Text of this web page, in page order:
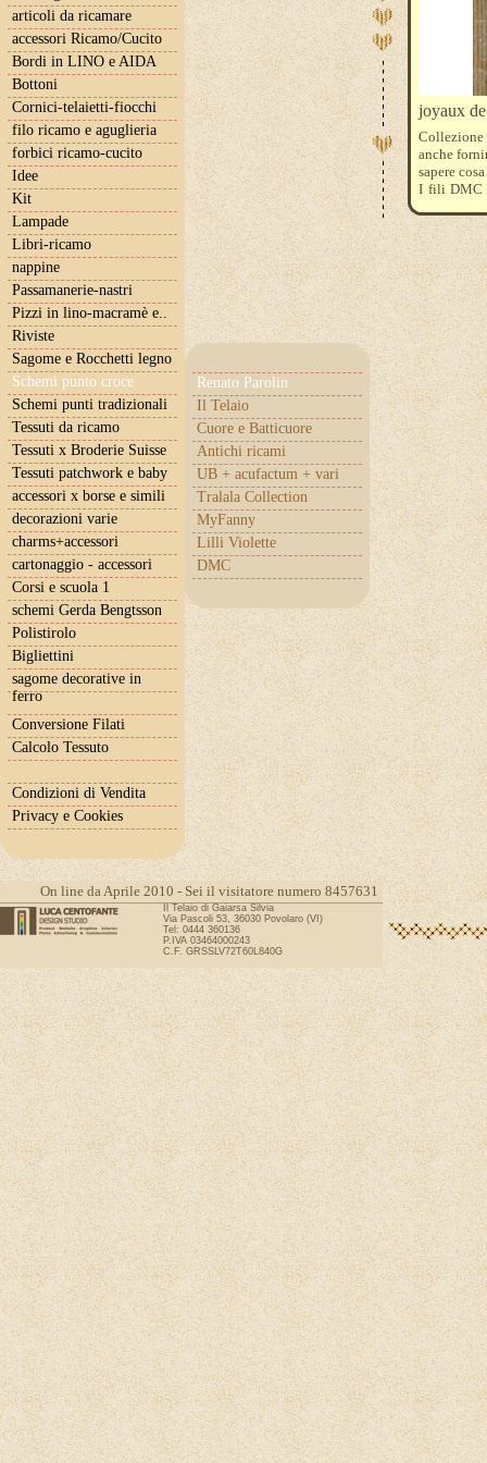
articoli da ricamare
accessori Ricamo/Cucito
Bordi in LINO e AIDA
Bottoni
Cornici-telaietti-fiocchi
filo ricamo e aguglieria
forbici ricamo-cucito
Idee
Kit
Lampade
Libri-ricamo
nappine
Passamanerie-nastri
Pizzi in lino-macramè e..
Riviste
Sagome e Rocchetti legno
Schemi punto croce
Renato Parolin
Il Telaio
Cuore e Batticuore
Antichi ricami
UB + acufactum + vari
Tralala Collection
MyFanny
Lilli Violette
DMC
Schemi punti tradizionali
Tessuti da ricamo
Tessuti x Broderie Suisse
Tessuti patchwork e baby
accessori x borse e simili
decorazioni varie
charms+accessori
cartonaggio - accessori
Corsi e scuola 1
schemi Gerda Bengtsson
Polistirolo
Bigliettini
sagome decorative in
ferro
Conversione Filati
Calcolo Tessuto
Condizioni di Vendita
Privacy e Cookies
joyaux
anche
sapere
I fili DMC
On line da Aprile 2010 - Sei il visitatore numero 8457631
Il Telaio di Gaiarsa Silvia
Via Pascoli 53, 36030 Povolaro (VI)
Tel: 0444 360136
P.IVA 03464000243
C.F. GRSSLV72T60L840G